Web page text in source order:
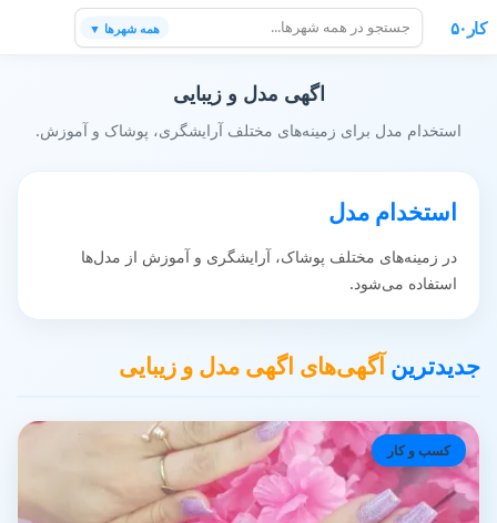
کار۵۰ همه شهرها ▼
اگهی مدل و زیبایی
استخدام مدل برای زمینه‌های مختلف آرایشگری، پوشاک و آموزش.
استخدام مدل
در زمینه‌های مختلف پوشاک، آرایشگری و آموزش از مدل‌ها
استفاده می‌شود.
جدیدترین آگهی‌های اگهی مدل و زیبایی
کسب و کار